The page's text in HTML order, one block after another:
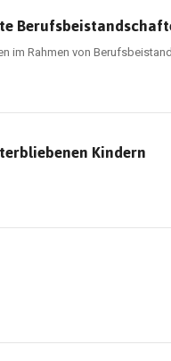
im Rahmen von
Kindern